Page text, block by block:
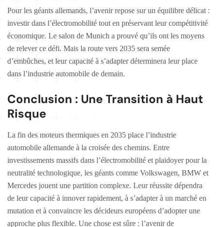
Pour les géants allemands, l’avenir repose sur un équilibre délicat :
investir dans l’électromobilité tout en préservant leur compétitivité
économique. Le salon de Munich a prouvé qu’ils ont les moyens
de relever ce défi. Mais la route vers 2035 sera semée
d’embûches, et leur capacité à s’adapter déterminera leur place
dans l’industrie automobile de demain.
Conclusion : Une Transition à Haut
Risque
La fin des moteurs thermiques en 2035 place l’industrie
automobile allemande à la croisée des chemins. Entre
investissements massifs dans l’électromobilité et plaidoyer pour la
neutralité technologique, les géants comme Volkswagen, BMW et
Mercedes jouent une partition complexe. Leur réussite dépendra
de leur capacité à innover rapidement, à s’adapter à un marché en
mutation et à convaincre les décideurs européens d’adopter une
approche plus flexible. Une chose est sûre : l’avenir de